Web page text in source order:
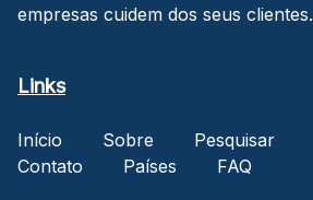
empresas cuidem dos seus clientes.
Links
Início Sobre Pesquisar
Contato
Países FAQ